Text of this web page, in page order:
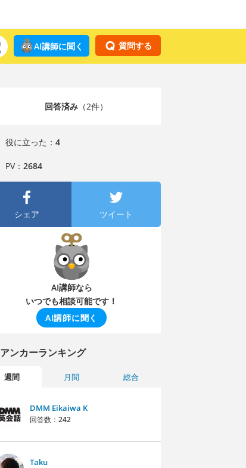
質問する
AI講師に聞く
回答済み（2件）
役に立った： 4
PV： 2684
シェア ツイート
AI講師なら
いつでも相談可能です！
AI講師に聞く
アンカーランキング
週間 月間 総合
DMM Eikaiwa K
回答数： 242
Taku